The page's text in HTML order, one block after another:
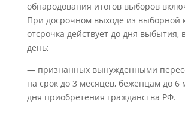
обнародования итогов выборов
При досрочном выходе из выборной
отсрочка действует до дня выбытия,
день;
— признанных вынужденными
на срок до 3 месяцев, беженцам до 6
дня приобретения гражданства РФ.